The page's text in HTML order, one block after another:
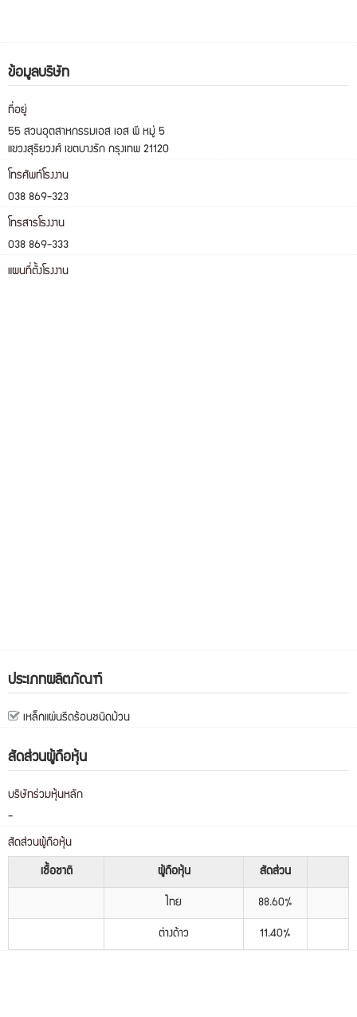
ข้อมูลบริษัท
ที่อยู่
55 สวนอุตสาหกรรมเอส เอส พี หมู่ 5
แขวงสุริยวงศ์ เขตบางรัก กรุงเทพ 21120
โทรศัพท์โรงงาน
038 869-323
โทรสารโรงงาน
038 869-333
แผนที่ตั้งโรงงาน
ประเภทผลิตภัณฑ์
เหล็กแผ่นรีดร้อนชนิดม้วน
สัดส่วนผู้ถือหุ้น
บริษัทร่วมหุ้นหลัก
-
สัดส่วนผู้ถือหุ้น
เชื้อชาติ ผู้ถือหุ้น สัดส่วน
ไทย 88.60%
ต่างด้าว 11.40%